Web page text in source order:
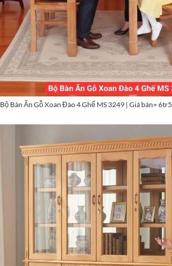
Bộ Bàn Ăn Gỗ Xoan Đào 4 Ghế MS 3249 | Giá bán= 6tr5